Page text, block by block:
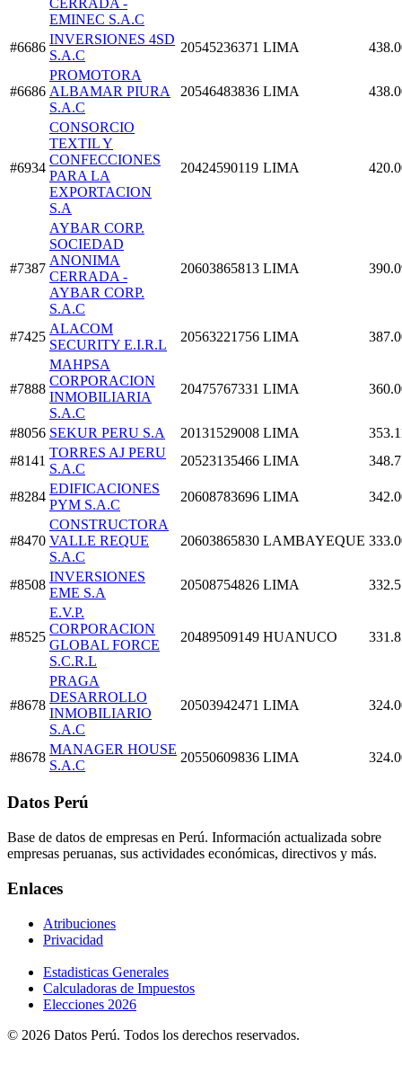
EMINEC S.A.C
#6686
INVERSIONES 4SD
S.A.C
20545236371 LIMA
#6686
PROMOTORA
ALBAMAR PIURA
S.A.C
20546483836 LIMA
#6934
CONSORCIO
TEXTIL Y
CONFECCIONES
PARA LA
EXPORTACION
S.A
20424590119 LIMA
#7387
AYBAR CORP.
SOCIEDAD
ANONIMA
CERRADA -
AYBAR CORP.
S.A.C
20603865813 LIMA
#7425
ALACOM
SECURITY E.I.R.L
20563221756 LIMA
#7888
MAHPSA
CORPORACION
INMOBILIARIA
S.A.C
20475767331 LIMA
#8056 SEKUR PERU S.A 20131529008 LIMA
#8141
TORRES AJ PERU
S.A.C
20523135466 LIMA
#8284
EDIFICACIONES
PYM S.A.C
20608783696 LIMA
#8470
CONSTRUCTORA
VALLE REQUE
S.A.C
20603865830 LAMBAYEQUE
#8508
INVERSIONES
EME S.A
20508754826 LIMA
#8525
E.V.P.
CORPORACION
GLOBAL FORCE
S.C.R.L
20489509149 HUANUCO
#8678
PRAGA
DESARROLLO
INMOBILIARIO
S.A.C
20503942471 LIMA
#8678
MANAGER HOUSE
S.A.C
20550609836 LIMA
Datos Perú
Base de datos de empresas en Perú. Información actualizada sobre
empresas peruanas, sus actividades económicas, directivos y más.
Enlaces
Atribuciones
Privacidad
Estadisticas Generales
Calculadoras de Impuestos
Elecciones 2026
© 2026 Datos Perú. Todos los derechos reservados.